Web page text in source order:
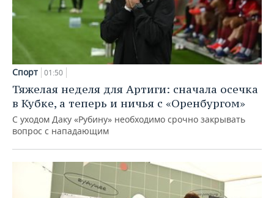
Спорт 01:50
Тяжелая неделя для Артиги: сначала осечка
в Кубке, а теперь и ничья с «Оренбургом»
С уходом Даку «Рубину» необходимо срочно закрывать
вопрос с нападающим